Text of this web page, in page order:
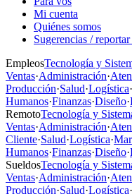
Mi cuenta
Quiénes somos
Sugerencias /
EmpleosTecnología y
Ventas·Administración·
Producción·Salud·Logística·
Humanos·Finanzas·Diseño·
RemotoTecnología y
Ventas·Administración·
Cliente·Salud·Logística·
Humanos·Finanzas·Diseño·
SueldosTecnología y
Ventas·Administración·
Producción·Salud·Logística·